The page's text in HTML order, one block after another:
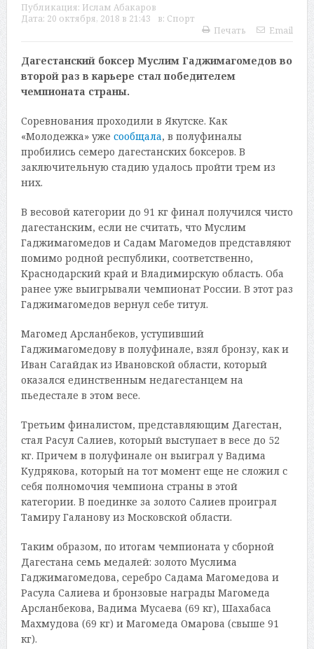
Публикация: Ислам Абакаров
Дата: 20 октября, 2018 в 21:43 в: Спорт
Печать
Email
Дагестанский боксер Муслим Гаджимагомедов во
второй раз в карьере стал победителем
чемпионата страны.
Соревнования проходили в Якутске. Как
«Молодежка» уже сообщала, в полуфиналы
пробились семеро дагестанских боксеров. В
заключительную стадию удалось пройти трем из
них.
В весовой категории до 91 кг финал получился чисто
дагестанским, если не считать, что Муслим
Гаджимагомедов и Садам Магомедов представляют
помимо родной республики, соответственно,
Краснодарский край и Владимирскую область. Оба
ранее уже выигрывали чемпионат России. В этот раз
Гаджимагомедов вернул себе титул.
Магомед Арсланбеков, уступивший
Гаджимагомедову в полуфинале, взял бронзу, как и
Иван Сагайдак из Ивановской области, который
оказался единственным недагестанцем на
пьедестале в этом весе.
Третьим финалистом, представляющим Дагестан,
стал Расул Салиев, который выступает в весе до 52
кг. Причем в полуфинале он выиграл у Вадима
Кудрякова, который на тот момент еще не сложил с
себя полномочия чемпиона страны в этой
категории. В поединке за золото Салиев проиграл
Тамиру Галанову из Московской области.
Таким образом, по итогам чемпионата у сборной
Дагестана семь медалей: золото Муслима
Гаджимагомедова, серебро Садама Магомедова и
Расула Салиева и бронзовые награды Магомеда
Арсланбекова, Вадима Мусаева (69 кг), Шахабаса
Махмудова (69 кг) и Магомеда Омарова (свыше 91
кг).